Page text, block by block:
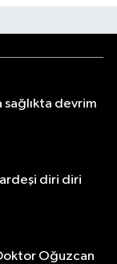
sağlıkta devrim
diri diri
Oğuzcan